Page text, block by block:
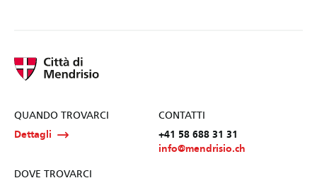
QUANDO TROVARCI
Dettagli
CONTATTI
+41 58 688 31 31
info@mendrisio.ch
DOVE TROVARCI